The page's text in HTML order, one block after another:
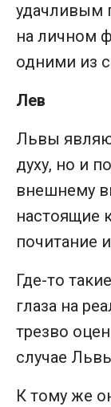
удачливым
на личном
одними из
Лев
Львы
духу, но и
внешнему
настоящие
почитание
Где-то
глаза на
трезво
случае
К тому же